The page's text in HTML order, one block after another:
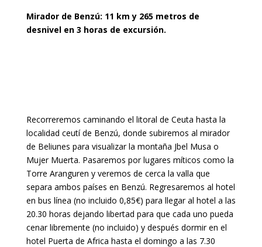
Mirador de Benzú: 11 km y 265 metros de
desnivel en 3 horas de excursión.
Recorreremos caminando el litoral de Ceuta hasta la
localidad ceutí de Benzú, donde subiremos al mirador
de Beliunes para visualizar la montaña Jbel Musa o
Mujer Muerta. Pasaremos por lugares míticos como la
Torre Aranguren y veremos de cerca la valla que
separa ambos países en Benzú. Regresaremos al hotel
en bus línea (no incluido 0,85€) para llegar al hotel a las
20.30 horas dejando libertad para que cada uno pueda
cenar libremente (no incluido) y después dormir en el
hotel Puerta de Africa hasta el domingo a las 7.30